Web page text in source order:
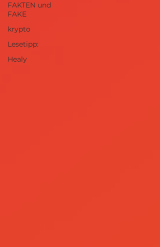
FAKTEN und
FAKE
krypto
Lesetipp:
Healy